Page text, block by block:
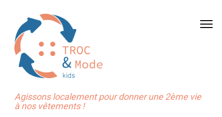
Agissons localement pour donner une 2ème vie
à nos vêtements !